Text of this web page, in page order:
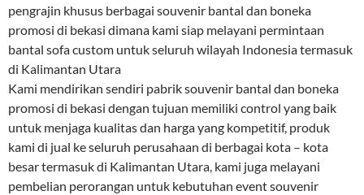
pengrajin khusus berbagai souvenir bantal dan boneka
promosi di bekasi dimana kami siap melayani permintaan
bantal sofa custom untuk seluruh wilayah Indonesia termasuk
di Kalimantan Utara
Kami mendirikan sendiri pabrik souvenir bantal dan boneka
promosi di bekasi dengan tujuan memiliki control yang baik
untuk menjaga kualitas dan harga yang kompetitif, produk
kami di jual ke seluruh perusahaan di berbagai kota – kota
besar termasuk di Kalimantan Utara, kami juga melayani
pembelian perorangan untuk kebutuhan event souvenir